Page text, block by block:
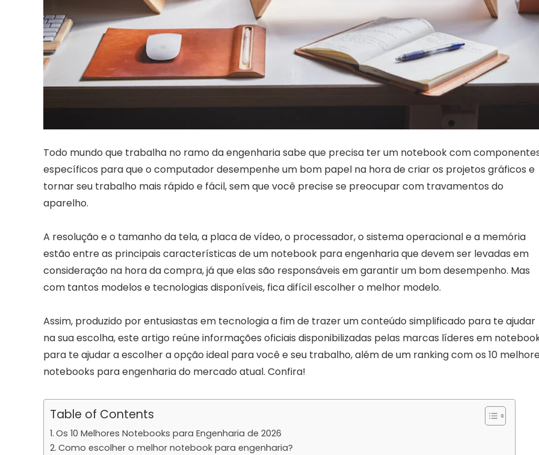
Todo mundo que trabalha no ramo da engenharia sabe que precisa ter um notebook com
específicos para que o computador desempenhe um bom papel na hora de criar os projetos gráficos e
tornar seu trabalho mais rápido e fácil, sem que você precise se preocupar com travamentos do
aparelho.
A resolução e o tamanho da tela, a placa de vídeo, o processador, o sistema operacional e a memória
estão entre as principais características de um notebook para engenharia que devem ser levadas em
consideração na hora da compra, já que elas são responsáveis em garantir um bom desempenho. Mas
com tantos modelos e tecnologias disponíveis, fica difícil escolher o melhor modelo.
Assim, produzido por entusiastas em tecnologia a fim de trazer um conteúdo simplificado para te ajudar
na sua escolha, este artigo reúne informações oficiais disponibilizadas pelas marcas líderes em
para te ajudar a escolher a opção ideal para você e seu trabalho, além de um ranking com os 10
notebooks para engenharia do mercado atual. Confira!
Table of Contents
Os 10 Melhores Notebooks para Engenharia de 2026
Como escolher o melhor notebook para engenharia?